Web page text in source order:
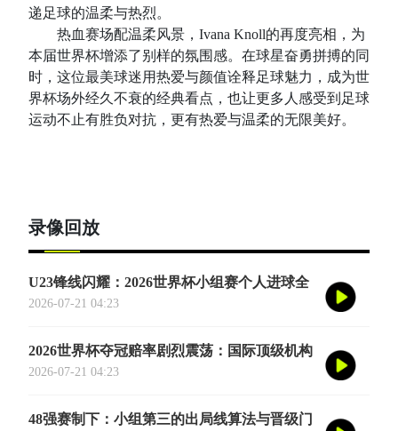
递足球的温柔与热烈。
热血赛场配温柔风景，Ivana Knoll的再度亮相，为
本届世界杯增添了别样的氛围感。在球星奋勇拼搏的同
时，这位最美球迷用热爱与颜值诠释足球魅力，成为世
界杯场外经久不衰的经典看点，也让更多人感受到足球
运动不止有胜负对抗，更有热爱与温柔的无限美好。
录像回放
U23锋线闪耀：2026世界杯小组赛个人进球全
记录
2026-07-21 04:23
2026世界杯夺冠赔率剧烈震荡：国际顶级机构
最新榜单出炉
2026-07-21 04:23
48强赛制下：小组第三的出局线算法与晋级门